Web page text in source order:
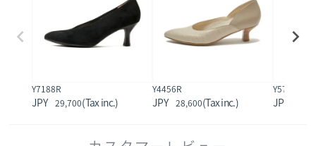
Y7188R
29,700
Y4456R
28,600
Y5718R